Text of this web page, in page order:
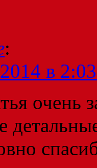
:
в
очень